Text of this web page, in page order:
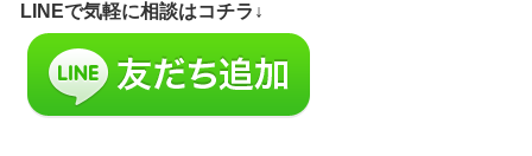
LINEで気軽に相談はコチラ↓